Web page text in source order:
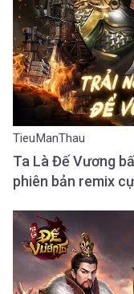
TieuManThau
Ta Là Đế Vương
phiên bản remix